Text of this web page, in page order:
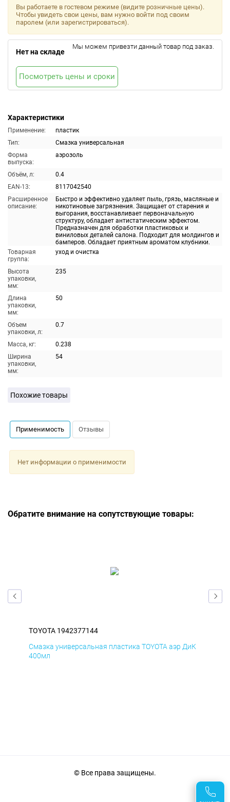
Характеристики
Применение:
пластик
Тип:
Смазка универсальная
Форма
выпуска:
аэрозоль
Объём, л:
0.4
EAN-13:
8117042540
Расширенное
описание:
Быстро и эффективно удаляет пыль, грязь, масляные и
никотиновые загрязнения. Защищает от старения и
выгорания, восстанавливает первоначальную
структуру, обладает антистатическим эффектом.
Предназначен для обработки пластиковых и
виниловых деталей салона. Подходит для молдингов и
бамперов. Обладает приятным ароматом клубники.
Товарная
группа:
уход и очистка
Высота
упаковки,
мм:
235
Длина
упаковки,
мм:
50
Объем
упаковки, л:
0.7
Масса, кг:
0.238
Ширина
упаковки,
мм:
54
Вы работаете в гостевом режиме (видите розничные цены).
Чтобы увидеть свои цены, вам нужно войти под своим
паролем (или зарегистрироваться).
Нет на складе
Мы можем привезти данный товар под заказ.
Посмотреть цены и сроки
Похожие товары
Применимость Отзывы
Нет информации о применимости
Обратите внимание на сопутствующие товары:
TOYOTA 1942377144
Смазка универсальная пластика TOYOTA аэр ДиК
400мл
© Все права защищены.